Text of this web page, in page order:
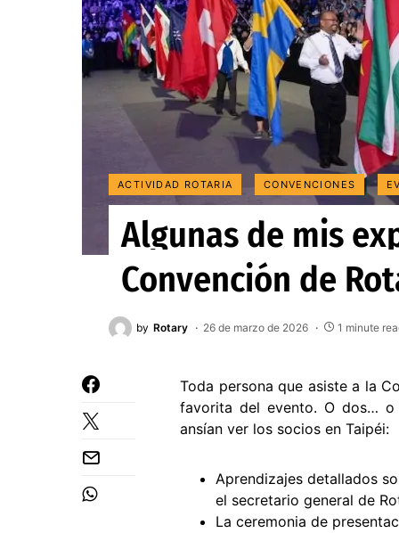
ACTIVIDAD ROTARIA CONVENCIONES
Algunas de mis
Convención de
by Rotary 26 de marzo de 2026 1 minute
Toda persona que asiste a la
favorita del evento. O dos… o
ansían ver los socios en Taipéi:
Aprendizajes detallados
el secretario general de
La ceremonia de